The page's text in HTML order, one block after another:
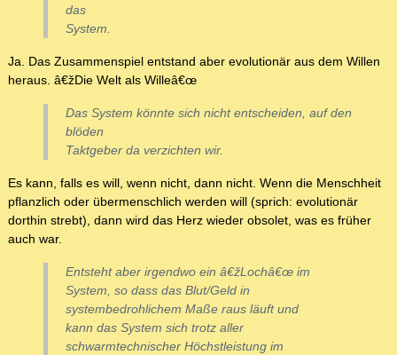
das
System.
Ja. Das Zusammenspiel entstand aber evolutionär aus dem Willen
heraus. â€žDie Welt als Willeâ€œ
Das System könnte sich nicht entscheiden, auf den
blöden
Taktgeber da verzichten wir.
Es kann, falls es will, wenn nicht, dann nicht. Wenn die Menschheit
pflanzlich oder übermenschlich werden will (sprich: evolutionär
dorthin strebt), dann wird das Herz wieder obsolet, was es früher
auch war.
Entsteht aber irgendwo ein â€žLochâ€œ im
System, so dass das Blut/Geld in
systembedrohlichem Maße raus läuft und
kann das System sich trotz aller
schwarmtechnischer Höchstleistung im